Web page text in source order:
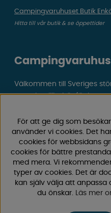
Campingvaruhuset Butik
Hitta till vår butik & se öppettider
Välkommen till Sveriges
campingtillbehör för
camping och fritid.
Hos oss hittar du allt från
som gör din
Vi erbjuder hög kvalitet
både online och i vår
Följ oss på Facebook och
För att ge dig som
använder vi cookies. Det
cookies för webbsidans
cookies för bättre
med mera. Vi
typer av cookies. Det är
kan själv välja att
du önskar. Läs mer